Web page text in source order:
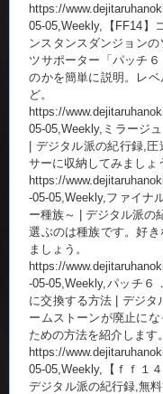
https://
05-05,Weekly,【FF14】
ンスタンスダンジョン
ツサポーター「パッチ
のかを簡単に説明。レ
ど。
https://
05-05,Weekly,ミラージ
| デジタル派の紀行録,
サーに収納してみましょ
https://
-05-05,Weekly,ファイナ
ー種族～ | デジタル派の
選ぶのは種族です。好
ましょう。
https://
-05-05,Weekly,パッチ
に交換する方法 | デジタ
ームストーンが廃止に
ための方法を紹介します。
https://
05-05,Weekly,【ｆｆ１
デジタル派の紀行録,無